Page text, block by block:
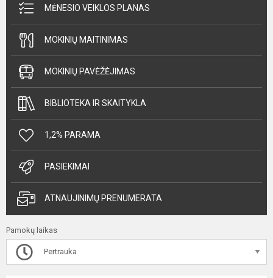
MĖNESIO VEIKLOS PLANAS
MOKINIŲ MAITINIMAS
MOKINIŲ PAVĖŽĖJIMAS
BIBLIOTEKA IR SKAITYKLA
1,2% PARAMA
PASIEKIMAI
ATNAUJINIMŲ PRENUMERATA
Pamokų laikas
Pertrauka